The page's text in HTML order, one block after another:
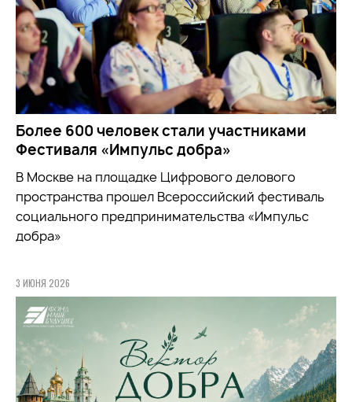
Более 600 человек стали участниками
Фестиваля «Импульс добра»
В Москве на площадке Цифрового делового
пространства прошел Всероссийский фестиваль
социального предпринимательства «Импульс
добра»
3 ИЮНЯ 2026